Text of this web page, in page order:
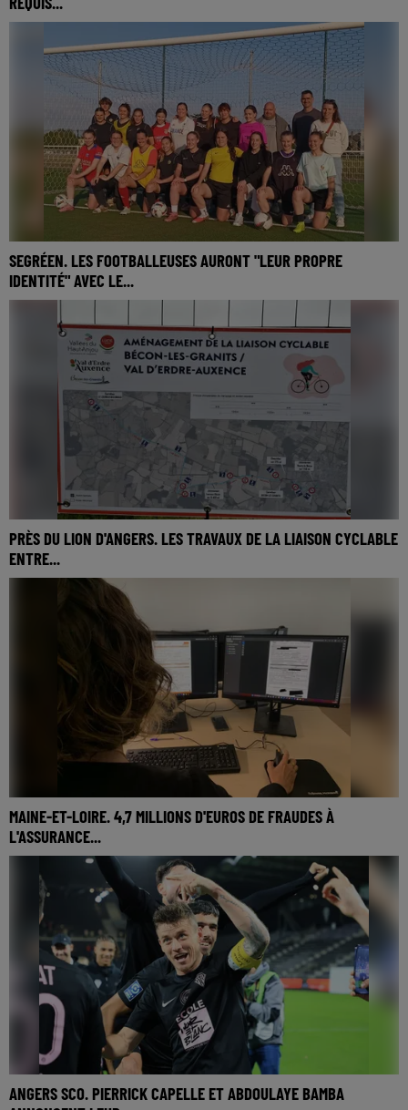
Au tribunal d'Angers ce mercredi, ont été requis quatre mois
de prison avec sursis et 1000 euros d'amende à l'encontre du
leader identitaire, élu...
SEGRÉEN. LES FOOTBALLEUSES AURONT "LEUR PROPRE
IDENTITÉ" AVEC LE...
Créé en 2018 et agrandi en 2022, le groupement Segré-Le
Lion-Candé deviendra le groupement féminin de l'Anjou Bleu
en septembre : ce sera sans le club du...
PRÈS DU LION D'ANGERS. LES TRAVAUX DE LA LIAISON CYCLABLE
ENTRE...
La première liaison cyclable de la Communauté de
communes des Vallées du Haut-Anjou est en cours de
réalisation. Des aménagements sont prévus sur les 6,4 km...
MAINE-ET-LOIRE. 4,7 MILLIONS D'EUROS DE FRAUDES À
L'ASSURANCE...
En 2025, près de 23 millions d'euros de fraudes ont été
détectées en Pays de la Loire, dont 4,7 millions d'euros en
Maine-et-Loire. Faux arrêts de travail,...
ANGERS SCO. PIERRICK CAPELLE ET ABDOULAYE BAMBA